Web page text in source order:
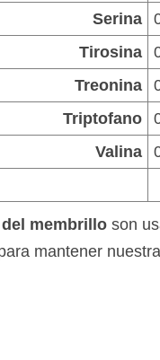
Serina
Tirosina
Treonina
Triptofano
Valina
membrillo son
mantener